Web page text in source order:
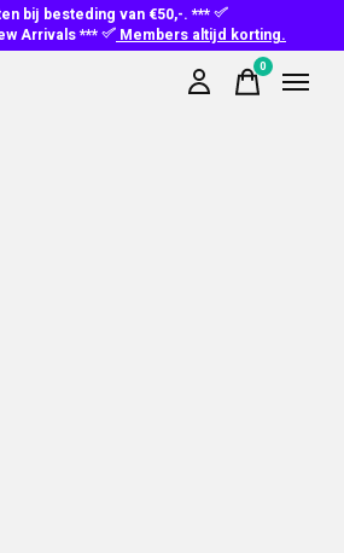
bij besteding van €50,-. ***
Arrivals ***
Members altijd korting.
0items